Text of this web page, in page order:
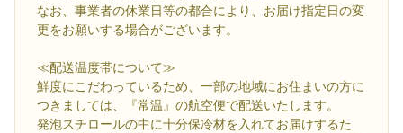
なお、事業者の休業日等の都合により、お届け指定日の変
更をお願いする場合がございます。
≪配送温度帯について≫
鮮度にこだわっているため、一部の地域にお住まいの方に
つきましては、『常温』の航空便で配送いたします。
発泡スチロールの中に十分保冷材を入れてお届けするた